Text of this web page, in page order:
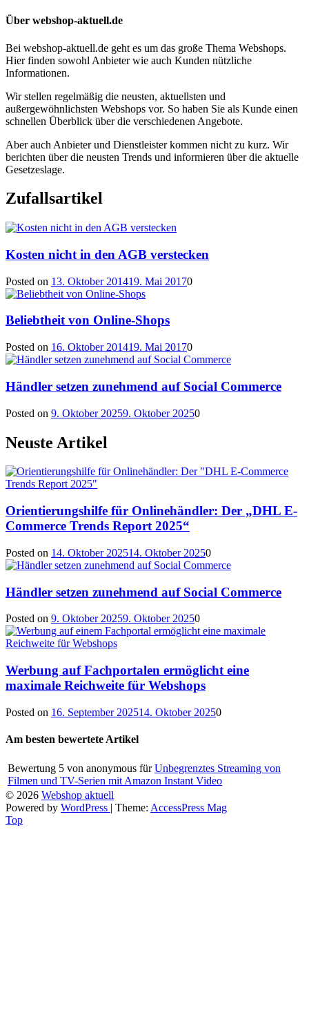
Über webshop-aktuell.de
Bei webshop-aktuell.de geht es um das große Thema Webshops.
Hier finden sowohl Anbieter wie auch Kunden nützliche
Informationen.
Wir stellen regelmäßig die neusten, aktuellsten und
außergewöhnlichsten Webshops vor. So haben Sie als Kunde einen
schnellen Überblick über die verschiedenen Angebote.
Aber auch Anbieter und Dienstleister kommen nicht zu kurz. Wir
berichten über die neusten Trends und informieren über die aktuelle
Gesetzeslage.
Zufallsartikel
Kosten nicht in den AGB verstecken
Posted on 13. Oktober 201419. Mai 20170
Beliebtheit von Online-Shops
Posted on 16. Oktober 201419. Mai 20170
Händler setzen zunehmend auf Social Commerce
Posted on 9. Oktober 20259. Oktober 20250
Neuste Artikel
Orientierungshilfe für Onlinehändler: Der „DHL E-
Commerce Trends Report 2025“
Posted on 14. Oktober 202514. Oktober 20250
Händler setzen zunehmend auf Social Commerce
Posted on 9. Oktober 20259. Oktober 20250
Werbung auf Fachportalen ermöglicht eine
maximale Reichweite für Webshops
Posted on 16. September 202514. Oktober 20250
Am besten bewertete Artikel
Bewertung 5 von anonymous für Unbegrenztes Streaming von
Filmen und TV-Serien mit Amazon Instant Video
© 2026 Webshop aktuell
Powered by WordPress | Theme: AccessPress Mag
Top